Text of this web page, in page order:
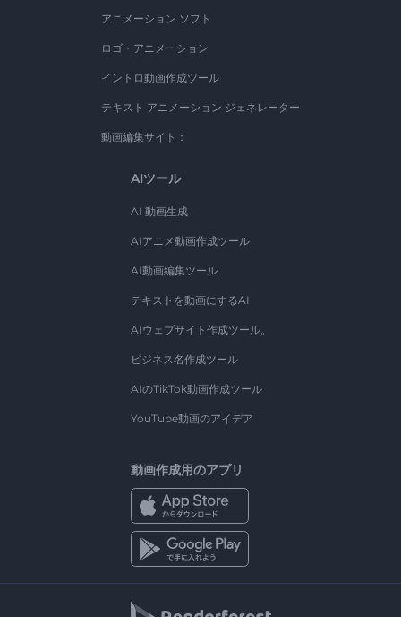
アニメーション ソフト
ロゴ・アニメーション
イントロ動画作成ツール
テキスト アニメーション ジェネレーター
動画編集サイト：
AIツール
AI 動画生成
AIアニメ動画作成ツール
AI動画編集ツール
テキストを動画にするAI
AIウェブサイト作成ツール。
ビジネス名作成ツール
AIのTikTok動画作成ツール
YouTube動画のアイデア
動画作成用のアプリ